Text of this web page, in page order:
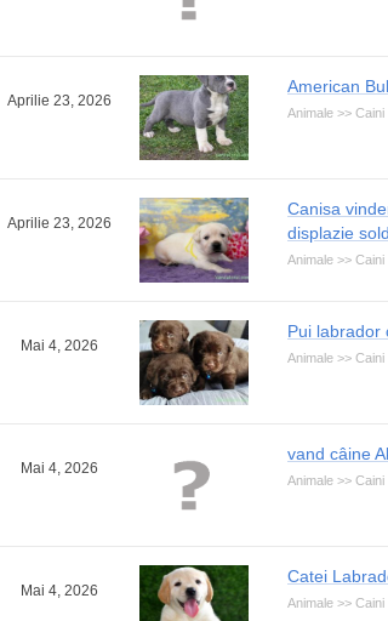
Aprilie 23, 2026
American
Animale >> Caini
Aprilie 23, 2026
Canisa
displazie
Animale >> Caini
Mai 4, 2026
Pui labrador
Animale >> Caini
Mai 4, 2026
vand câine
Animale >> Caini
Mai 4, 2026
Catei
Animale >> Caini